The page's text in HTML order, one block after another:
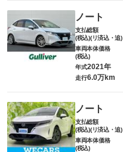
ノート
支払総額
(税込)(リ済込・追)
車両本体価格
(税込)
年式2021年
走行6.0万km
ノート
支払総額
(税込)(リ済込・追)
車両本体価格
(税込)